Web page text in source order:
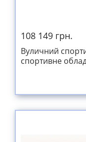
108 149 грн.
Вуличний
спортивне